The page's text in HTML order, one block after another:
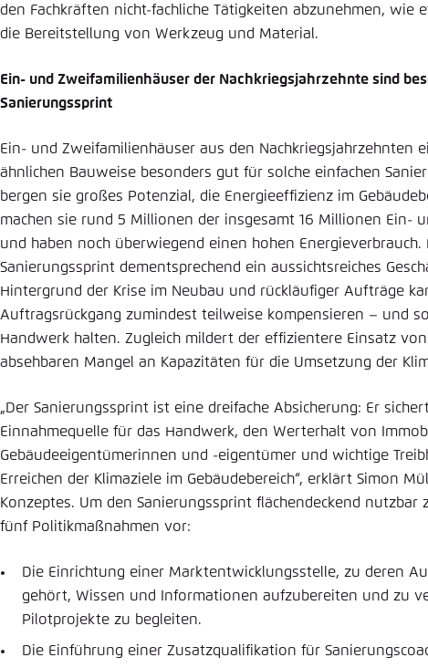
den Fachkräften nicht-fachliche Tätigkeiten abzunehmen, wie
die Bereitstellung von Werkzeug und Material.
Ein- und Zweifamilienhäuser der Nachkriegsjahrzehnte sind
Sanierungssprint
Ein- und Zweifamilienhäuser aus den Nachkriegsjahrzehnten
ähnlichen Bauweise besonders gut für solche einfachen
bergen sie großes Potenzial, die Energieeffizienz im
machen sie rund 5 Millionen der insgesamt 16 Millionen Ein-
und haben noch überwiegend einen hohen
Sanierungssprint dementsprechend ein aussichtsreiches
Hintergrund der Krise im Neubau und rückläufiger Aufträge
Auftragsrückgang zumindest teilweise kompensieren – und
Handwerk halten. Zugleich mildert der effizientere Einsatz
absehbaren Mangel an Kapazitäten für die Umsetzung der
„Der Sanierungssprint ist eine dreifache Absicherung: Er
Einnahmequelle für das Handwerk, den Werterhalt von
Gebäudeeigentümerinnen und -eigentümer und wichtige
Erreichen der Klimaziele im Gebäudebereich“, erklärt Simon
Konzeptes. Um den Sanierungssprint flächendeckend nutzbar
fünf Politikmaßnahmen vor:
Die Einrichtung einer Marktentwicklungsstelle, zu deren
gehört, Wissen und Informationen aufzubereiten und zu
Pilotprojekte zu begleiten.
Die Einführung einer Zusatzqualifikation für